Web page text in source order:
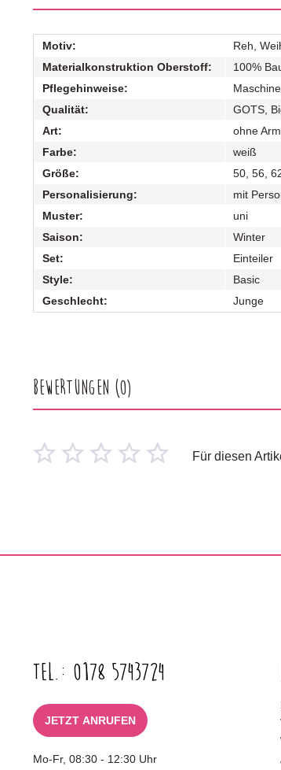
Motiv:
Reh,
Materialkonstruktion Oberstoff:
100%
Pflegehinweise:
Qualität:
GOTS,
Art:
ohne
Farbe:
weiß
Größe:
50, 56,
Personalisierung:
mit
Muster:
uni
Saison:
Winter
Set:
Einteiler
Style:
Basic
Geschlecht:
Junge
Bewertungen (0)
Für diesen
Tel.: 0178 5743724
JETZT ANRUFEN
Mo-Fr, 08:30 - 12:30 Uhr